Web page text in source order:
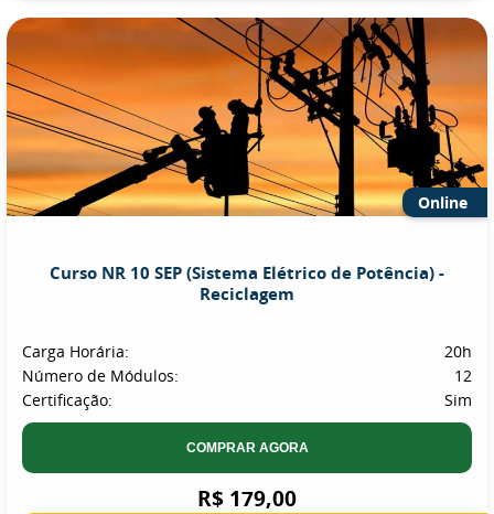
Online
Curso NR 10 SEP (Sistema Elétrico de Potência) -
Reciclagem
Carga Horária:
20h
Número de Módulos:
12
Certificação:
Sim
COMPRAR AGORA
R$ 179,00